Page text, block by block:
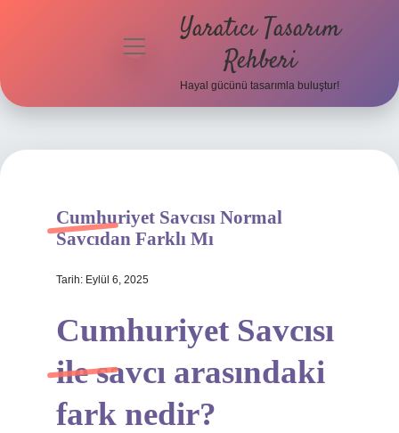
Hakkımızda
menüyü
Yaratıcı Tasarım
Rehberi
Hayal gücünü tasarımla buluştur!
Cumhuriyet Savcısı Normal
Savcıdan Farklı Mı
Tarih: Eylül 6, 2025
Cumhuriyet Savcısı
ile savcı arasındaki
fark nedir?